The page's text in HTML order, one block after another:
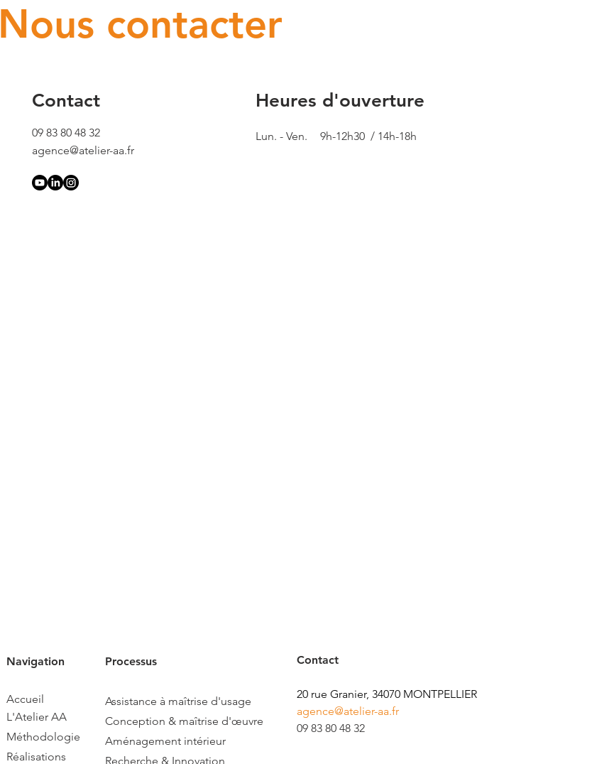
Nous contacter
Contact
09 83 80 48 32
agence@atelier-aa.fr
Heures d'ouverture
Lun. - Ven. 9h-12h30 / 14h-18h
Navigation
Accueil
L'Atelier AA
Méthodologie
Réalisations
Processus
Assistance à maîtrise d'usage
Conception & maîtrise d'œuvre
Aménagement intérieur
Recherche & Innovation
Contact
​20 rue Granier, 34070 MONTPELLIER
agence@atelier-aa.fr
09 83 80 48 32